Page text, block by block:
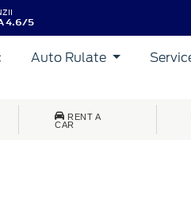
4.6/5
Auto Rulate
RENT A
CAR